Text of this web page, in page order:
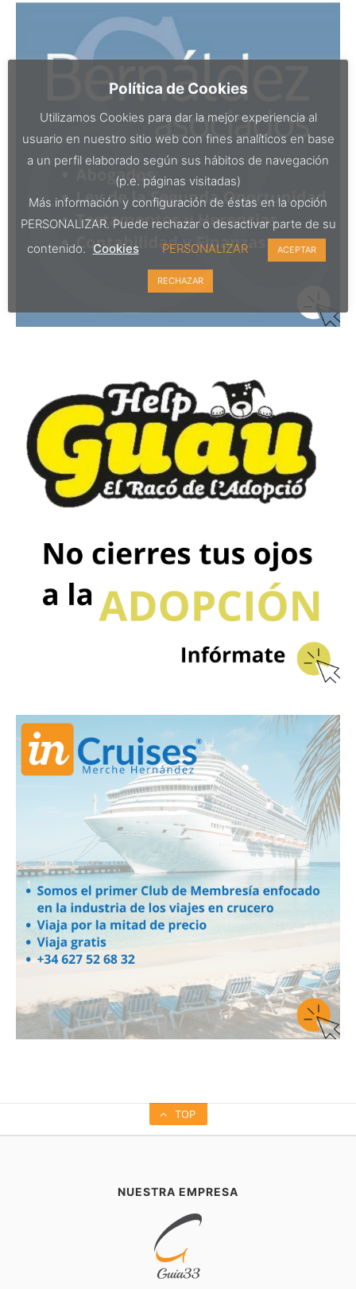
TOP
NUESTRA EMPRESA
Política de Cookies
Utilizamos Cookies para dar la mejor experiencia al
usuario en nuestro sitio web con fines analíticos en base
a un perfil elaborado según sus hábitos de navegación
(p.e. páginas visitadas)
Más información y configuración de éstas en la opción
PERSONALIZAR. Puede rechazar o desactivar parte de su
contenido. Cookies PERSONALIZAR ACEPTAR
RECHAZAR